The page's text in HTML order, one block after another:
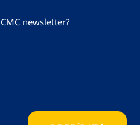
newsletter?